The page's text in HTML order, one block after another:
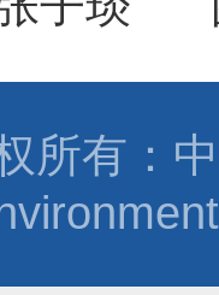
所有：